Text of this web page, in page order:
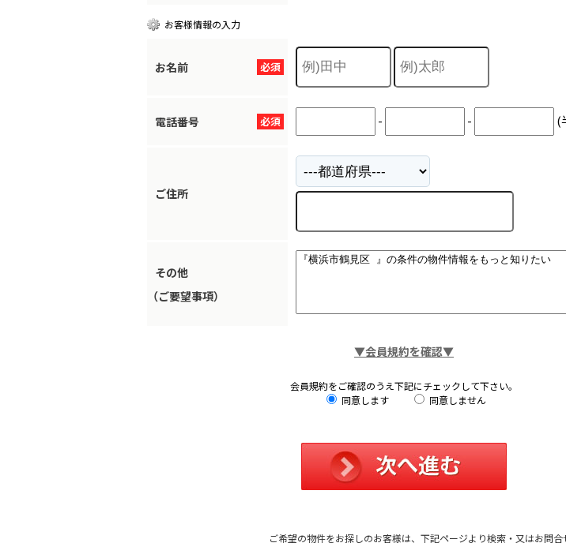
お客様情報の入力
必須
お名前
必須
電話番号 - - (
ご住所
その他
（ご要望事項）
▼会員規約を確認▼
会員規約をご確認のうえ下記にチェックして下さい。
同意します
同意しません
ご希望の物件をお探しのお客様は、下記ページより検索・又はお問合